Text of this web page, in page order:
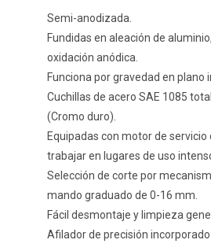
Semi-anodizada.
Fundidas en aleación de
oxidación anódica.
Funciona por gravedad en plano
Cuchillas de acero SAE 1085
(Cromo duro).
Equipadas con motor de
trabajar en lugares de uso
Selección de corte por
mando graduado de 0-16 mm.
Fácil desmontaje y limpieza
Afilador de precisión